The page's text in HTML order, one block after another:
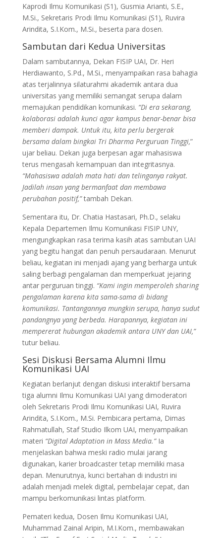
Kaprodi Ilmu Komunikasi (S1), Gusmia Arianti, S.E.,
M.Si., Sekretaris Prodi Ilmu Komunikasi (S1), Ruvira
Arindita, S.I.Kom., M.Si., beserta para dosen.
Sambutan dari Kedua Universitas
Dalam sambutannya, Dekan FISIP UAI, Dr. Heri
Herdiawanto, S.Pd., M.Si., menyampaikan rasa bahagia
atas terjalinnya silaturahmi akademik antara dua
universitas yang memiliki semangat serupa dalam
memajukan pendidikan komunikasi. “Di era sekarang,
kolaborasi adalah kunci agar kampus benar-benar bisa
memberi dampak. Untuk itu, kita perlu bergerak
bersama dalam bingkai Tri Dharma Perguruan Tinggi,”
ujar beliau. Dekan juga berpesan agar mahasiswa
terus mengasah kemampuan dan integritasnya.
“Mahasiswa adalah mata hati dan telinganya rakyat.
Jadilah insan yang bermanfaat dan membawa
perubahan positif,”tambah Dekan.
Sementara itu, Dr. Chatia Hastasari, Ph.D., selaku
Kepala Departemen Ilmu Komunikasi FISIP UNY,
mengungkapkan rasa terima kasih atas sambutan UAI
yang begitu hangat dan penuh persaudaraan. Menurut
beliau, kegiatan ini menjadi ajang yang berharga untuk
saling berbagi pengalaman dan memperkuat jejaring
antar perguruan tinggi. “Kami ingin memperoleh sharing
pengalaman karena kita sama-sama di bidang
komunikasi. Tantangannya mungkin serupa, hanya sudut
pandangnya yang berbeda. Harapannya, kegiatan ini
mempererat hubungan akademik antara UNY dan UAI,”
tutur beliau.
Sesi Diskusi Bersama Alumni Ilmu
Komunikasi UAI
Kegiatan berlanjut dengan diskusi interaktif bersama
tiga alumni Ilmu Komunikasi UAI yang dimoderatori
oleh Sekretaris Prodi Ilmu Komunikasi UAI, Ruvira
Arindita, S.I.Kom., M.Si. Pembicara pertama, Dimas
Rahmatullah, Staf Studio Ilkom UAI, menyampaikan
materi “Digital Adaptation in Mass Media.”Ia
menjelaskan bahwa meski radio mulai jarang
digunakan, karier broadcaster tetap memiliki masa
depan. Menurutnya, kunci bertahan di industri ini
adalah menjadi melek digital, pembelajar cepat, dan
mampu berkomunikasi lintas platform.
Pemateri kedua, Dosen Ilmu Komunikasi UAI,
Muhammad Zainal Aripin, M.I.Kom., membawakan